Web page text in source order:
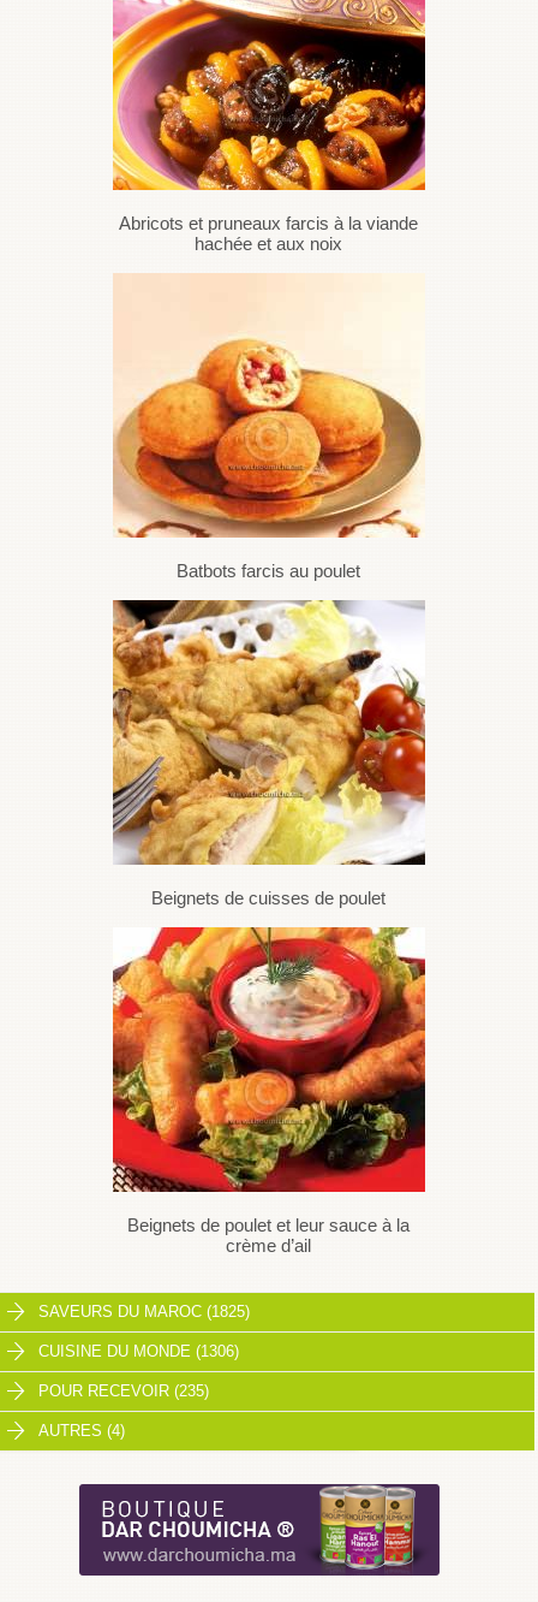
Abricots et pruneaux farcis à la viande
hachée et aux noix
Batbots farcis au poulet
Beignets de cuisses de poulet
Beignets de poulet et leur sauce à la
crème d’ail
SAVEURS DU MAROC (1825)
CUISINE DU MONDE (1306)
POUR RECEVOIR (235)
AUTRES (4)